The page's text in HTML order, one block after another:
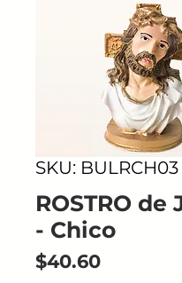
SKU: BULRCH03
ROSTRO de
- Chico
$40.60Precio